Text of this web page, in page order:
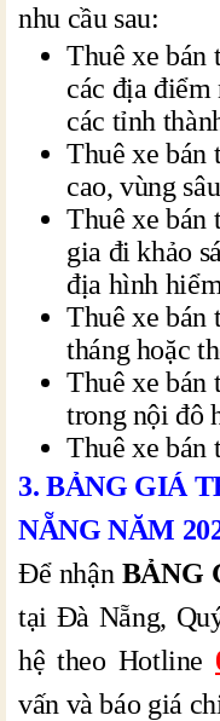
nhu cầu sau:
Thuê xe bán
các địa
các tỉnh
Thuê xe bán
cao, vùng
Thuê xe bán
gia đi khảo
địa hình
Thuê xe bán
tháng hoặc
Thuê xe bán
trong nội đô
Thuê xe
3. BẢNG GIÁ
NẴNG NĂM
Để nhận BẢNG
tại Đà Nẵng,
hệ theo Hotline
vấn và báo giá